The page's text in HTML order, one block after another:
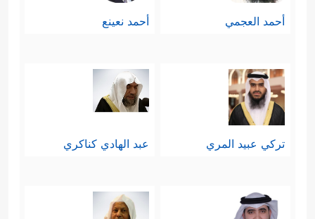
أحمد العجمي أحمد نعينع
تركي عبيد المري عبد الهادي كناكري